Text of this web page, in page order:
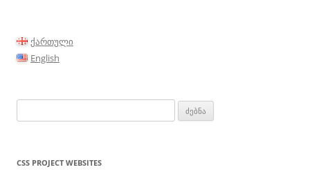
ქართული
English
CSS PROJECT WEBSITES